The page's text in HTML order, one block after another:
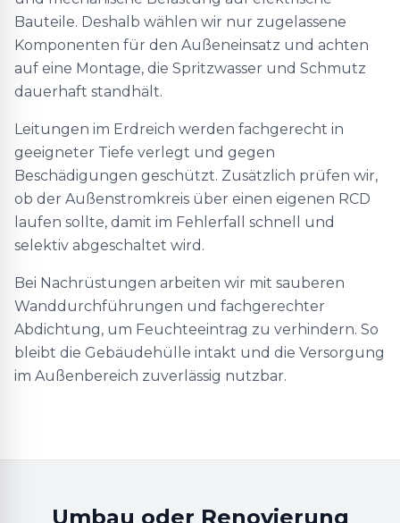
Bauteile. Deshalb wählen wir nur zugelassene
Komponenten für den Außeneinsatz und achten
auf eine Montage, die Spritzwasser und Schmutz
dauerhaft standhält.
Leitungen im Erdreich werden fachgerecht in
geeigneter Tiefe verlegt und gegen
Beschädigungen geschützt. Zusätzlich prüfen wir,
ob der Außenstromkreis über einen eigenen RCD
laufen sollte, damit im Fehlerfall schnell und
selektiv abgeschaltet wird.
Bei Nachrüstungen arbeiten wir mit sauberen
Wanddurchführungen und fachgerechter
Abdichtung, um Feuchteeintrag zu verhindern. So
bleibt die Gebäudehülle intakt und die Versorgung
im Außenbereich zuverlässig nutzbar.
Umbau oder Renovierung